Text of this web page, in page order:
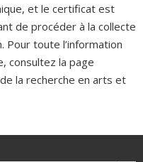
et le certificat est
de procéder à la collecte
Pour toute l’information
consultez la page
la recherche en arts et